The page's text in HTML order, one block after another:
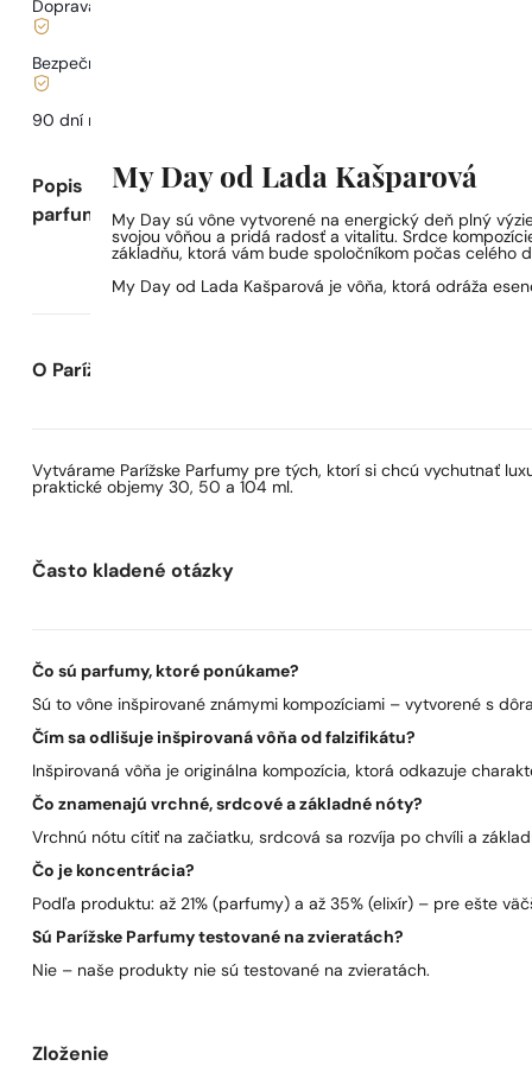
Doprava od
Bezpečné nakupovanie a platby
90 dní na
Popis
parfumu
My Day od Lada Kašparová
My Day sú vône vytvorené na energický deň plný
svojou vôňou a pridá radosť a vitalitu. Srdce
základňu, ktorá vám bude spoločníkom počas celého
My Day od Lada Kašparová je vôňa, ktorá odráža
O Parížskych Parfumoch
Vytvárame Parížske Parfumy pre tých, ktorí si chcú vychutnať
praktické objemy 30, 50 a 104 ml.
Často kladené otázky
Čo sú parfumy, ktoré ponúkame?
Sú to vône inšpirované známymi kompozíciami – vytvorené s
Čím sa odlišuje inšpirovaná vôňa od falzifikátu?
Inšpirovaná vôňa je originálna kompozícia, ktorá odkazuje
Čo znamenajú vrchné, srdcové a základné nóty?
Vrchnú nótu cítiť na začiatku, srdcová sa rozvíja po chvíli a
Čo je koncentrácia?
Podľa produktu: až 21% (parfumy) a až 35% (elixír) – pre ešte
Sú Parížske Parfumy testované na zvieratách?
Nie – naše produkty nie sú testované na zvieratách.
Zloženie